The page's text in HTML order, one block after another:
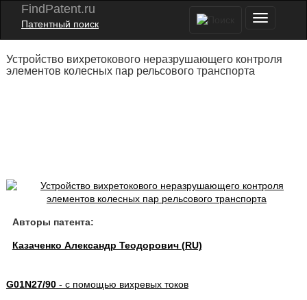
FindPatent.ru
Патентный поиск
Устройство вихретокового неразрушающего контроля
элементов колесных пар рельсового транспорта
Авторы патента:
Казаченко Александр Теодорович (RU)
G01N27/90- с помощью вихревых токов